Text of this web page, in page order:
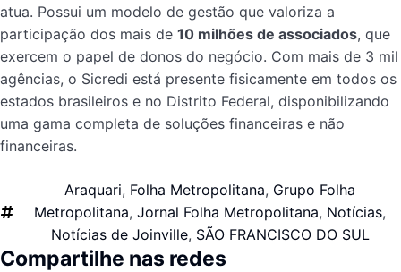
atua. Possui um modelo de gestão que valoriza a
participação dos mais de 10 milhões de associados, que
exercem o papel de donos do negócio. Com mais de 3 mil
agências, o Sicredi está presente fisicamente em todos os
estados brasileiros e no Distrito Federal, disponibilizando
uma gama completa de soluções financeiras e não
financeiras.
Araquari, Folha Metropolitana, Grupo Folha
Metropolitana, Jornal Folha Metropolitana, Notícias,
Notícias de Joinville, SÃO FRANCISCO DO SUL
Compartilhe nas redes